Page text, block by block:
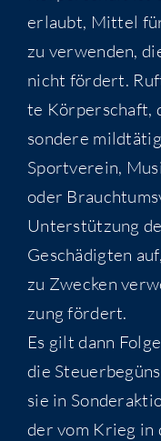
erlaubt, Mit­tel
zu ver­wen­den,
nicht för­dert.
te Kör­per­schaft,
son­de­re
Sport­ver­ein,
oder
Unter­stüt­zung
Geschä­dig­ten
zu Zwe­cken
zung fördert.
Es gilt dann
die
sie in
der vom Krieg in